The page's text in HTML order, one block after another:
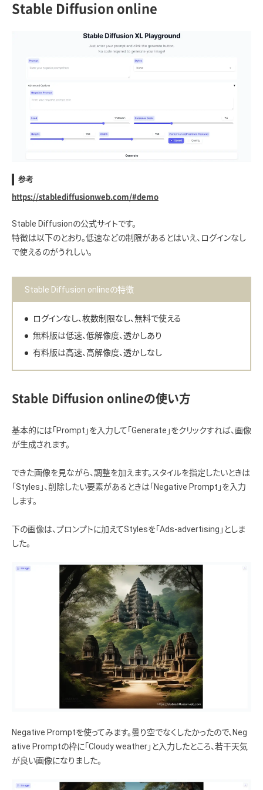
Stable Diffusion online
参考
https://stablediffusionweb.com/#demo
Stable Diffusionの公式サイトです。
特徴は以下のとおり。低速などの制限があるとはいえ、ログインなし
で使えるのがうれしい。
Stable Diffusion onlineの特徴
ログインなし、枚数制限なし、無料で使える
無料版は低速、低解像度、透かしあり
有料版は高速、高解像度、透かしなし
Stable Diffusion onlineの使い方
基本的には「Prompt」を入力して「Generate」をクリックすれば、画像
が生成されます。
できた画像を見ながら、調整を加えます。スタイルを指定したいときは
「Styles」、削除したい要素があるときは「Negative Prompt」を入力
します。
下の画像は、プロンプトに加えてStylesを「Ads-advertising」としま
した。
Negative Promptを使ってみます。曇り空でなくしたかったので、Neg
ative Promptの枠に「Cloudy weather」と入力したところ、若干天気
が良い画像になりました。